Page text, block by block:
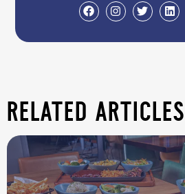
related articles